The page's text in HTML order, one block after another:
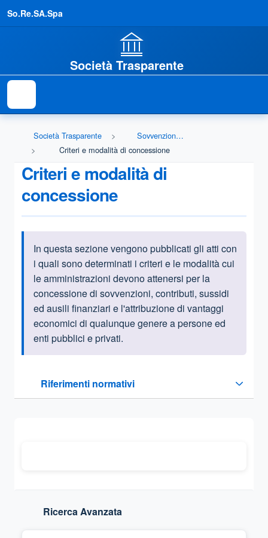
So.Re.SA.Spa
Società Trasparente
Società Trasparente
Sovvenzioni, contributi, sussidi, vantaggi economici
Criteri e modalità di concessione
Criteri e modalità di
concessione
Informazioni introduttive
In questa sezione vengono pubblicati gli atti con
i quali sono determinati i criteri e le modalità cui
le amministrazioni devono attenersi per la
concessione di sovvenzioni, contributi, sussidi
ed ausili finanziari e l'attribuzione di vantaggi
economici di qualunque genere a persone ed
enti pubblici e privati.
Riferimenti normativi
Sezione compressa
Ricerca Avanzata